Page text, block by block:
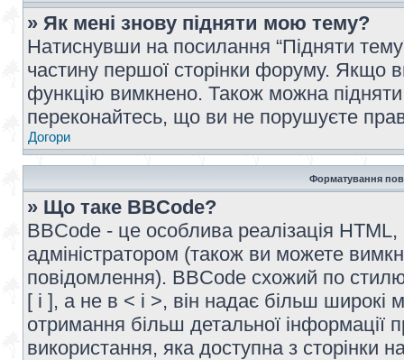
» Як мені знову підняти мою тему?
Натиснувши на посилання “Підняти
частину першої сторінки форуму. Якщо
функцію вимкнено. Також можна
переконайтесь, що ви не порушуєте
Догори
Форматування
» Що таке BBCode?
BBCode - це особлива реалізація
адміністратором (також ви можете
повідомлення). BBCode схожий по
[ і ], а не в < і >, він надає більш
отримання більш детальної інформації
використання, яка доступна з сторінки